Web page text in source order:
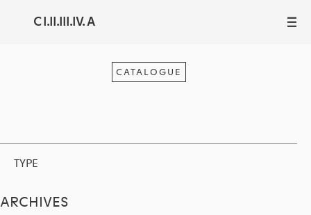
C I.II.III.IV. A III
CATALOGUE
TYPE
ARCHIVES